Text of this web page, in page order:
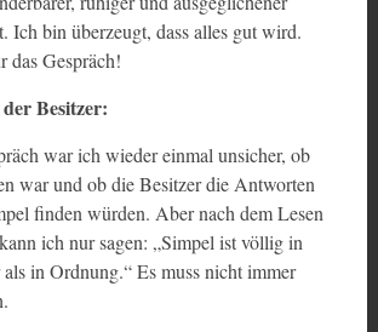
Ich bin überzeugt, dass alles gut wird.
Gespräch!
Besitzer:
war ich wieder einmal unsicher, ob
war und ob die Besitzer die Antworten
finden würden. Aber nach dem Lesen
ich nur sagen: „Simpel ist völlig in
in Ordnung.“ Es muss nicht immer